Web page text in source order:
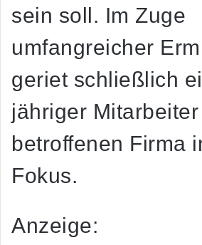
sein soll. Im Zuge
umfangreicher
geriet schließlich
jähriger
betroffenen Firma
Fokus.
Anzeige: